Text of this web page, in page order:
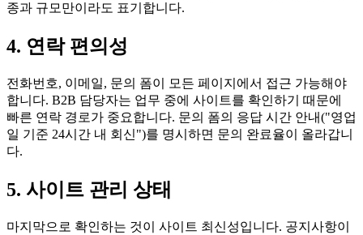
종과 규모만이라도 표기합니다.
4. 연락 편의성
전화번호, 이메일, 문의 폼이 모든 페이지에서 접근 가능해야
합니다. B2B 담당자는 업무 중에 사이트를 확인하기 때문에
빠른 연락 경로가 중요합니다. 문의 폼의 응답 시간 안내("영업
일 기준 24시간 내 회신")를 명시하면 문의 완료율이 올라갑니
다.
5. 사이트 관리 상태
마지막으로 확인하는 것이 사이트 최신성입니다. 공지사항이